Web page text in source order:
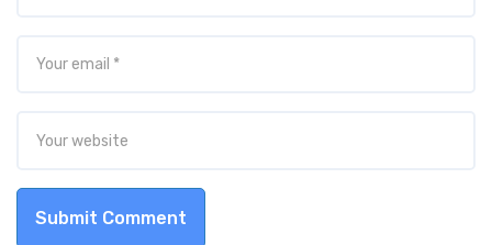
Submit Comment